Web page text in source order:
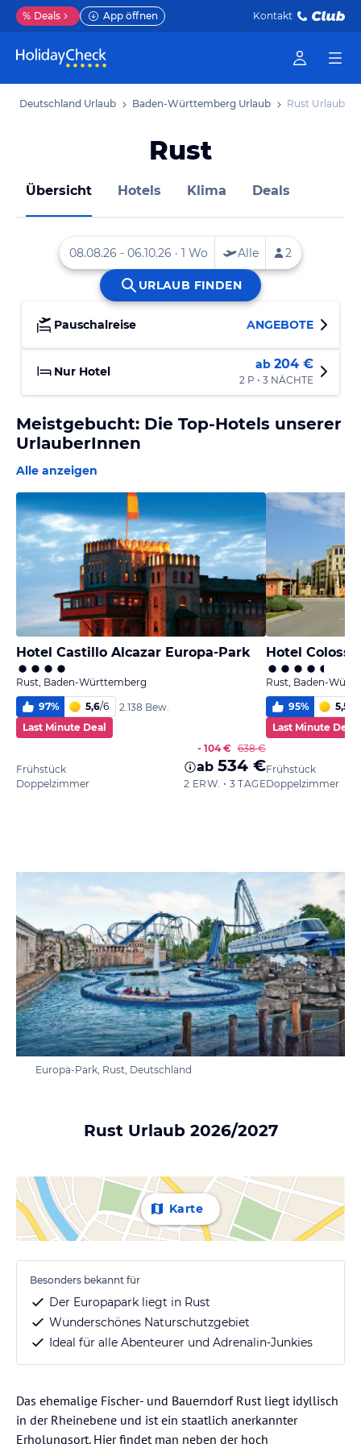
% Deals App öffnen Kontakt
Deutschland Urlaub Baden-Württemberg Urlaub Rust Urlaub
Rust
Übersicht Hotels Klima Deals
Pauschalreise ANGEBOTE
Nur Hotel ab 204 €
2 P • 3 NÄCHTE
Meistgebucht: Die Top-Hotels unserer
UrlauberInnen
Alle anzeigen
Hotel Castillo Alcazar Europa-Park
Rust, Baden-Württemberg
97% 5,6/6
2.138 Bew.
Last Minute Deal
Frühstück
Doppelzimmer
- 104 € 638 €
ab 534 €
2 ERW. • 3 TAGE
Hotel
Rust, Baden-
95% 5,5
Last Minute Deal
Frühstück
Doppelzimmer
Europa-Park, Rust, Deutschland
Rust Urlaub 2026/2027
Besonders bekannt für
Der Europapark liegt in Rust
Wunderschönes Naturschutzgebiet
Ideal für alle Abenteurer und Adrenalin-Junkies
Karte
Das ehemalige Fischer- und Bauerndorf Rust liegt idyllisch
in der Rheinebene und ist ein staatlich anerkannter
Erholungsort. Hier findet man neben der hoch